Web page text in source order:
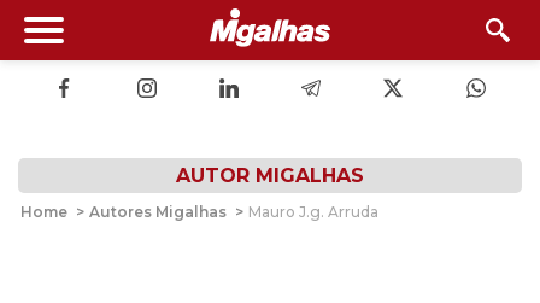
AUTOR MIGALHAS
Home > Autores Migalhas > Mauro J.g. Arruda